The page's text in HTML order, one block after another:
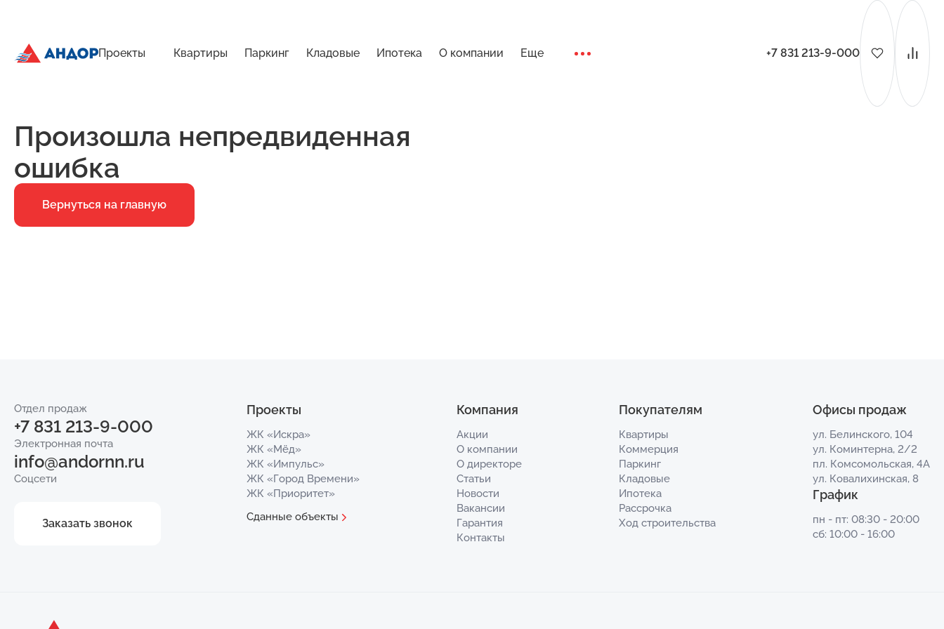
Проекты Квартиры Паркинг Кладовые Ипотека О компании Еще +7 831 213-9-000
Произошла непредвиденная
ошибка
Вернуться на главную
Отдел продаж
+7 831 213-9-000
Электронная почта
info@andornn.ru
Соцсети
Заказать звонок
Проекты
ЖК «Искра»
ЖК «Мёд»
ЖК «Импульс»
ЖК «Город Времени»
ЖК «Приоритет»
Сданные объекты
Компания
Акции
О компании
О директоре
Статьи
Новости
Вакансии
Гарантия
Контакты
Покупателям
Квартиры
Коммерция
Паркинг
Кладовые
Ипотека
Рассрочка
Ход строительства
Офисы продаж
ул. Белинского, 104
ул. Коминтерна, 2/2
пл. Комсомольская, 4А
ул. Ковалихинская, 8
График
пн - пт: 08:30 - 20:00
сб: 10:00 - 16:00